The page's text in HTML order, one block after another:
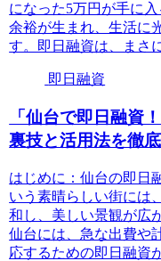
になった5万円が手に
余裕が生まれ、生活に
す。即日融資は、まさ
即日融資
「仙台で即日融資
裏技と活用法を徹底
はじめに：仙台の即日
いう素晴らしい街には
和し、美しい景観が広
仙台には、急な出費や
応するための即日融資